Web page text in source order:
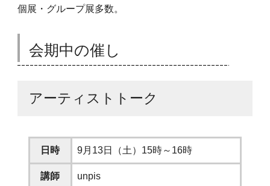
個展・グループ展多数。
会期中の催し
アーティストトーク
日時 9月13日（土）15時～16時
講師 unpis